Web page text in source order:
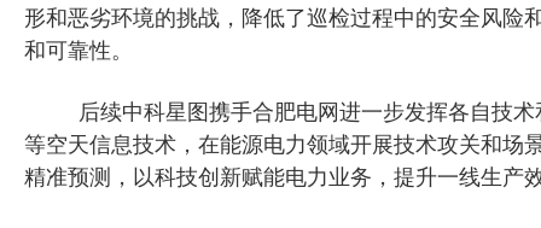
形和恶劣环境的挑战，降低了巡检过程中的安全风
和可靠性‌。
后续中科星图携手合肥电网进一步发挥各自技
等空天信息技术，在能源电力领域开展技术攻关和
精准预测，以科技创新赋能电力业务，提升一线生产